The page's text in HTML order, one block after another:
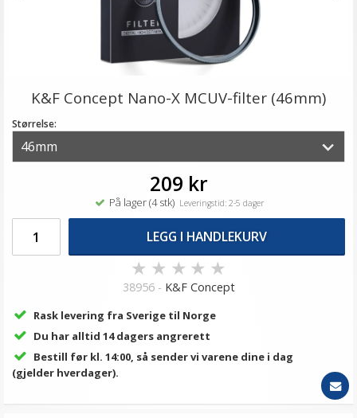
K&F Concept Nano-X MCUV-filter (46mm)
Størrelse:
209 kr
På lager (4 stk)Leveringstid: 2-5 dager
LEGG I HANDLEKURV
★ ★ ★ ★ ★
38956 - K&F Concept
Rask levering fra Sverige til Norge
Du har alltid 14 dagers angrerett
Bestill før kl. 14:00, så sender vi varene dine i dag
(gjelder hverdager).